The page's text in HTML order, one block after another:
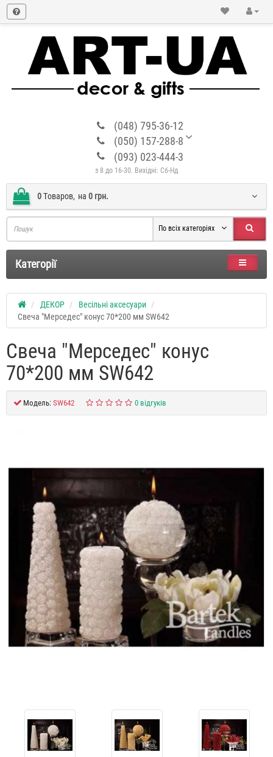
(048) 795-36-12
(050) 157-288-8
(093) 023-444-3
з 8 до 16-30. Вихідні: Сб-Нд
0Tоваров, на 0 грн.
По всіх категоріях
Категорії
ДЕКОР
Весільні аксесуари
Свеча "Мерседес" конус 70*200 мм SW642
Свеча "Мерседес" конус
70*200 мм SW642
Модель: SW642 0 відгуків